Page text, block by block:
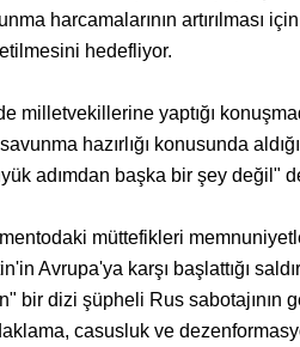
harcamalarının artırılması
hedefliyor.
milletvekillerine yaptığı
hazırlığı konusunda
adımdan başka bir şey değil"
müttefikleri
Avrupa'ya karşı başlattığı
bir dizi şüpheli Rus sabotajının
casusluk ve